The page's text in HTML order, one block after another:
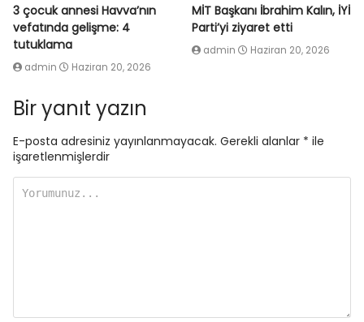
3 çocuk annesi Havva’nın
vefatında gelişme: 4
tutuklama
admin Haziran 20, 2026
MİT Başkanı İbrahim Kalın, İYİ
Parti’yi ziyaret etti
admin Haziran 20, 2026
Bir yanıt yazın
E-posta adresiniz yayınlanmayacak. Gerekli alanlar * ile
işaretlenmişlerdir